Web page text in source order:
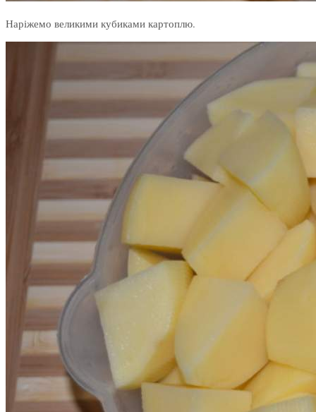
Наріжемо великими кубиками картоплю.